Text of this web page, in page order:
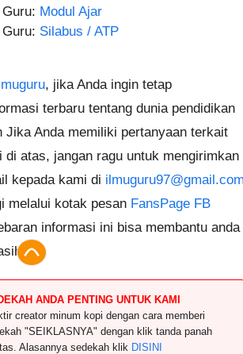
Modul Ajar
Silabus / ATP
, jika Anda ingin tetap
terbaru tentang dunia pendidikan
Jika Anda memiliki pertanyaan terkait
di atas, jangan ragu untuk mengirimkan
kepada kami di
melalui kotak pesan FansPage FB
informasi ini bisa membantu anda
ANDA PENTING UNTUK KAMI
creator minum kopi dengan cara memberi
"SEIKLASNYA" dengan klik tanda panah
Alasannya sedekah klik DISINI